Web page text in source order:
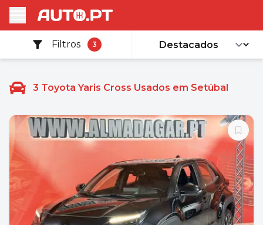
Filtros 3
3 Toyota Yaris Cross Usados em Setúbal